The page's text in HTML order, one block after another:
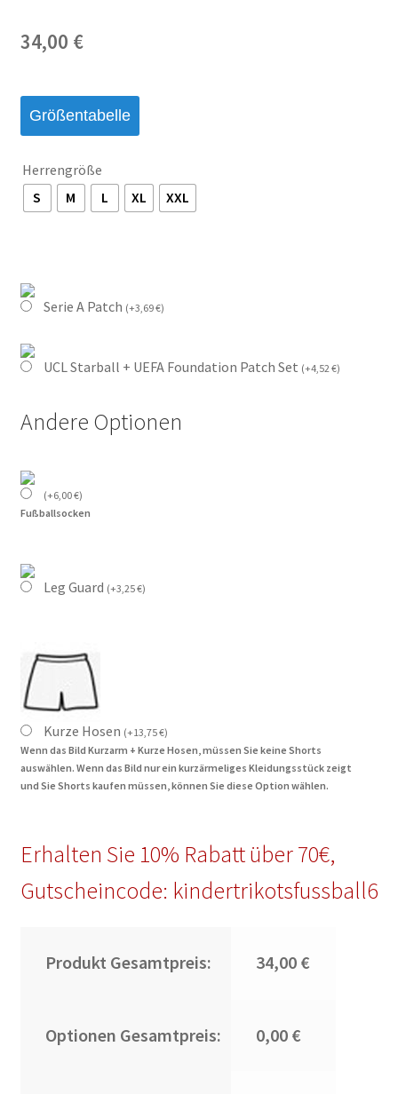
34,00 €
Größentabelle
Herrengröße
S
M L XL XXL
Serie A Patch (+3,69€)
UCL Starball + UEFA Foundation Patch Set (+4,52 €)
Andere Optionen
(+6,00€)
Fußballsocken
Leg Guard (+3,25€)
Kurze Hosen (+13,75€)
Wenn das Bild Kurzarm + Kurze Hosen, müssen Sie keine Shorts
auswählen. Wenn das Bild nur ein kurzärmeliges Kleidungsstück zeigt
und Sie Shorts kaufen müssen, können Sie diese Option wählen.
Erhalten Sie 10% Rabatt über 70€,
Gutscheincode: kindertrikotsfussball6
Produkt Gesamtpreis: 34,00 €
Optionen Gesamtpreis: 0,00 €